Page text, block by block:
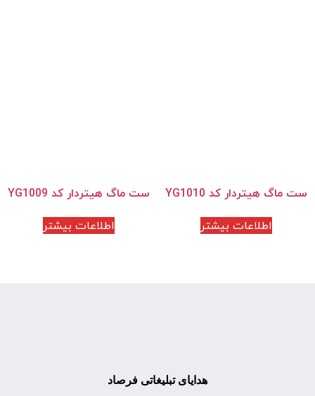
ست ماگ هیتردار کد YG1010
اطلاعات بیشتر
ست ماگ هیتردار کد YG1009
اطلاعات بیشتر
هدایای تبلیغاتی فرصاد